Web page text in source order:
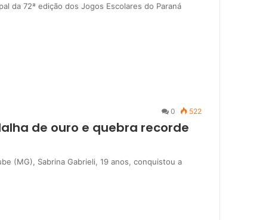
da 72ª edição dos Jogos Escolares do Paraná
0 522
de ouro e quebra recorde
(MG), Sabrina Gabrieli, 19 anos, conquistou a